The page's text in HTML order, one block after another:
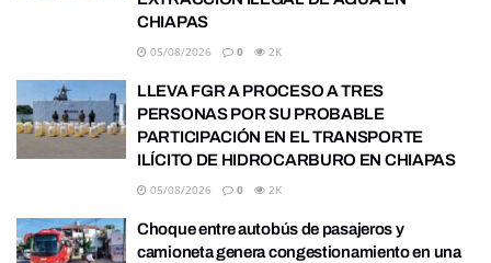
CHIAPAS
05/08/2026 0 2K
LLEVA FGR A PROCESO A TRES
PERSONAS POR SU PROBABLE
PARTICIPACIÓN EN EL TRANSPORTE
ILÍCITO DE HIDROCARBURO EN CHIAPAS
05/08/2026 0 2K
Choque entre autobús de pasajeros y
camioneta genera congestionamiento en una